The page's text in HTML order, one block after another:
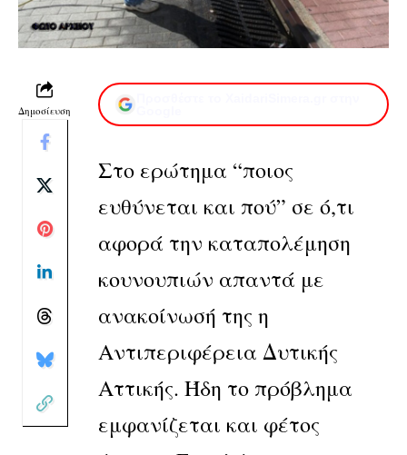
Δημοσίευση
Στο ερώτημα “ποιος
ευθύνεται και πού” σε ό,τι
αφορά την καταπολέμηση
κουνουπιών απαντά με
ανακοίνωσή της η
Αντιπεριφέρεια Δυτικής
Αττικής. Ήδη το πρόβλημα
εμφανίζεται και φέτος